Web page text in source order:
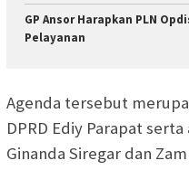
GP Ansor Harapkan PLN
Pelayanan
Agenda tersebut
DPRD Ediy Parapat
Ginanda Siregar dan